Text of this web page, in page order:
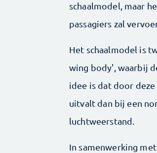
schaalmodel, maar
passagiers zal
Het schaalmodel is
wing body', waarbij
idee is dat door
uitvalt dan bij een
luchtweerstand.
In samenwerking